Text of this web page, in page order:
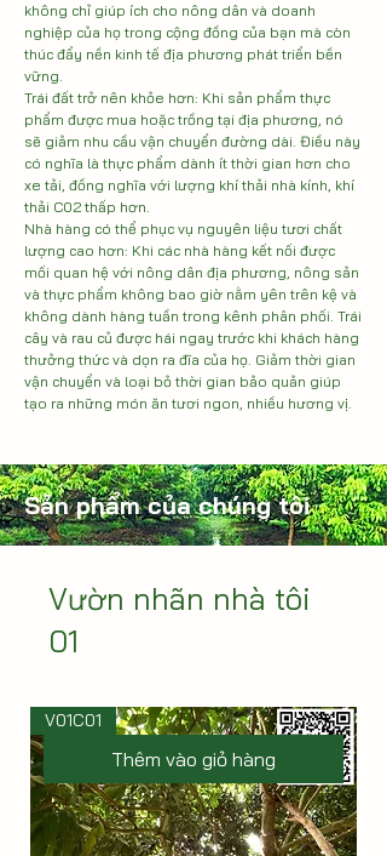
không chỉ giúp ích cho nông dân và doanh
nghiệp của họ trong cộng đồng của bạn mà còn
thúc đẩy nền kinh tế địa phương phát triển bền
vững.
Trái đất trở nên khỏe hơn: Khi sản phẩm thực
phẩm được mua hoặc trồng tại địa phương, nó
sẽ giảm nhu cầu vận chuyển đường dài. Điều này
có nghĩa là thực phẩm dành ít thời gian hơn cho
xe tải, đồng nghĩa với lượng khí thải nhà kính, khí
thải C02 thấp hơn.
Nhà hàng có thể phục vụ nguyên liệu tươi chất
lượng cao hơn: Khi các nhà hàng kết nối được
mối quan hệ với nông dân địa phương, nông sản
và thực phẩm không bao giờ nằm ​​yên trên kệ và
không dành hàng tuần trong kênh phân phối. Trái
cây và rau củ được hái ngay trước khi khách hàng
thưởng thức và dọn ra đĩa của họ. Giảm thời gian
vận chuyển và loại bỏ thời gian bảo quản giúp
tạo ra những món ăn tươi ngon, nhiều hương vị.
Sản phẩm của chúng tôi
Vườn nhãn nhà tôi
01
Thêm vào giỏ hàng
V01C01